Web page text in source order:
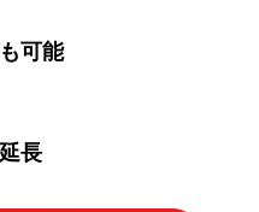
可能
長